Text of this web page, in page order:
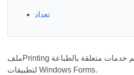
تعداد
ملفPrinting توفر مساحة الاسم خدمات متعلقة بالطباعة
لتطبيقات Windows Forms.